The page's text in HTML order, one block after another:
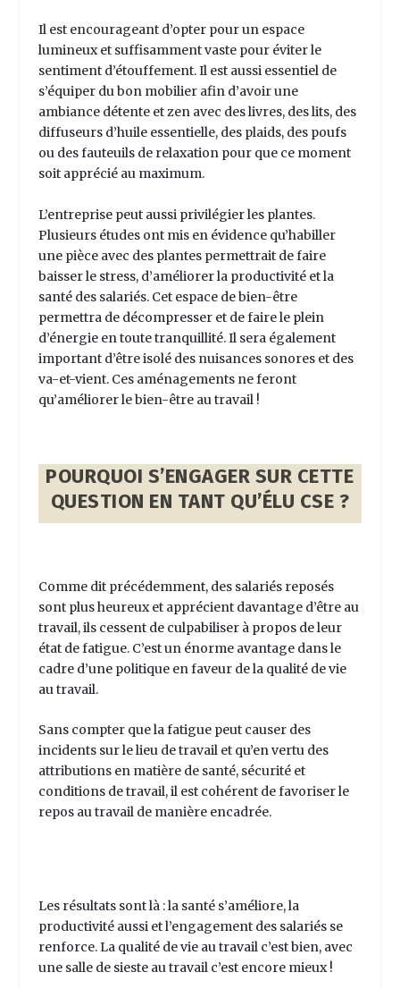
Il est encourageant d’opter pour un espace
lumineux et suffisamment vaste pour éviter le
sentiment d’étouffement. Il est aussi essentiel de
s’équiper du bon mobilier afin d’avoir une
ambiance détente et zen avec des livres, des lits, des
diffuseurs d’huile essentielle, des plaids, des poufs
ou des fauteuils de relaxation pour que ce moment
soit apprécié au maximum.
L’entreprise peut aussi privilégier les plantes.
Plusieurs études ont mis en évidence qu’habiller
une pièce avec des plantes permettrait de faire
baisser le stress, d’améliorer la productivité et la
santé des salariés. Cet espace de bien-être
permettra de décompresser et de faire le plein
d’énergie en toute tranquillité. Il sera également
important d’être isolé des nuisances sonores et des
va-et-vient. Ces aménagements ne feront
qu’améliorer le bien-être au travail !
POURQUOI S’ENGAGER SUR CETTE
QUESTION EN TANT QU’ÉLU CSE ?
Comme dit précédemment, des salariés reposés
sont plus heureux et apprécient davantage d’être au
travail, ils cessent de culpabiliser à propos de leur
état de fatigue. C’est un énorme avantage dans le
cadre d’une politique en faveur de la qualité de vie
au travail.
Sans compter que la fatigue peut causer des
incidents sur le lieu de travail et qu’en vertu des
attributions en matière de santé, sécurité et
conditions de travail, il est cohérent de favoriser le
repos au travail de manière encadrée.
Les résultats sont là : la santé s’améliore, la
productivité aussi et l’engagement des salariés se
renforce. La qualité de vie au travail c’est bien, avec
une salle de sieste au travail c’est encore mieux !